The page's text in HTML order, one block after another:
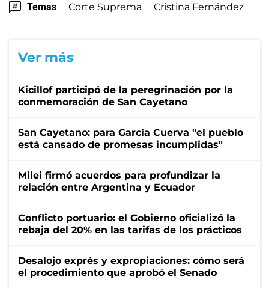
Temas Corte Suprema Cristina Fernández
Ver más
Kicillof participó de la peregrinación por la
conmemoración de San Cayetano
San Cayetano: para García Cuerva "el pueblo
está cansado de promesas incumplidas"
Milei firmó acuerdos para profundizar la
relación entre Argentina y Ecuador
Conflicto portuario: el Gobierno oficializó la
rebaja del 20% en las tarifas de los prácticos
Desalojo exprés y expropiaciones: cómo será
el procedimiento que aprobó el Senado